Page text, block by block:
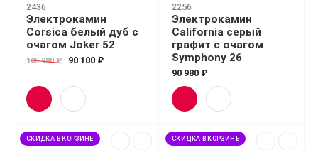
2436
Электрокамин
Corsica белый дуб с
очагом Joker 52
105 980 ₽ 90 100 ₽
2256
Электрокамин
California серый
графит с очагом
Symphony 26
90 980 ₽
СКИДКА В КОРЗИНЕ СКИДКА В КОРЗИНЕ